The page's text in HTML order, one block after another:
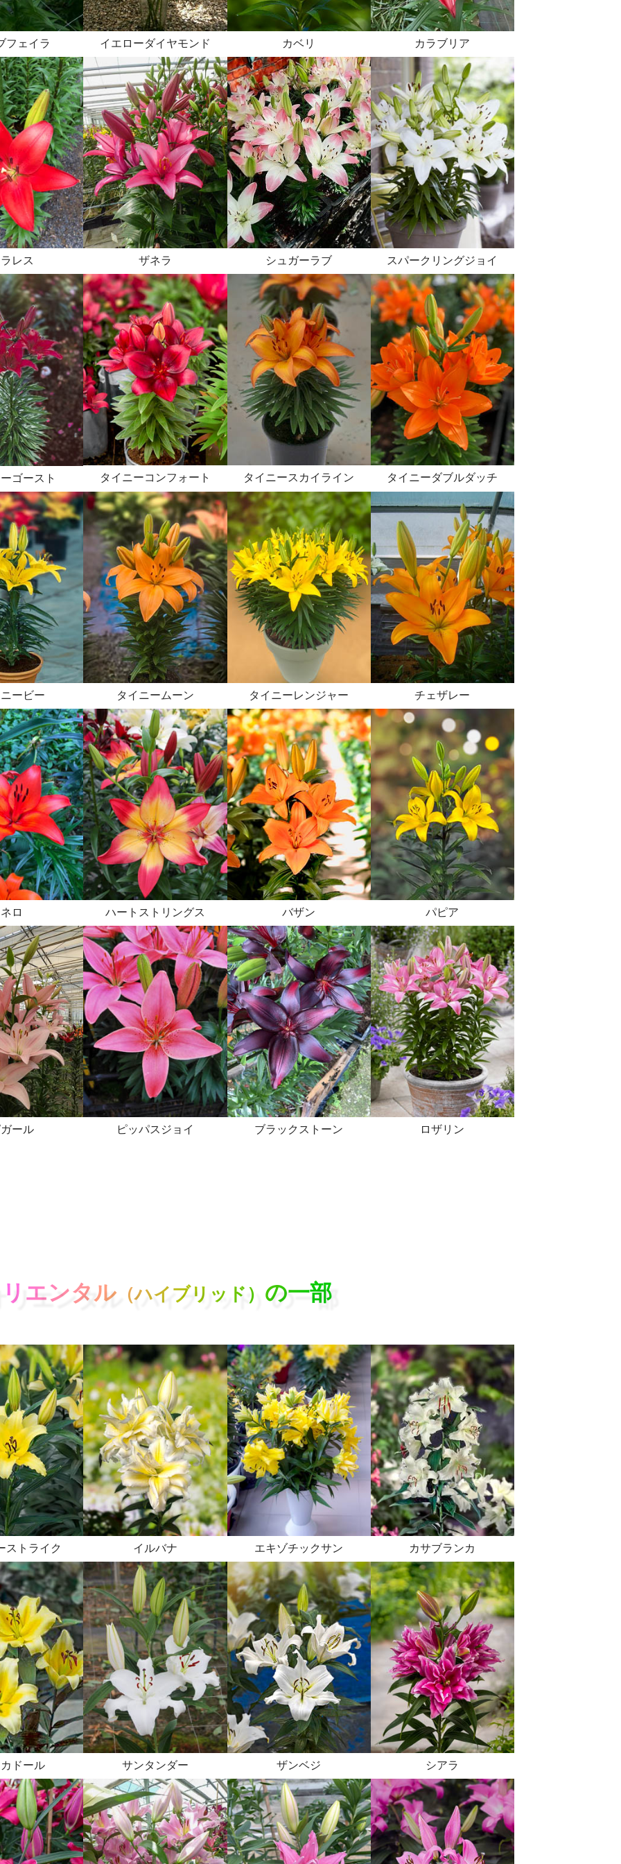
フェイラ イエローダイヤモンド カベリ カラブリア
レス ザネラ シュガーラブ スパークリングジョイ
ゴースト タイニーコンフォート タイニースカイライン タイニーダブルダッチ
ービー タイニームーン タイニーレンジャー チェザレー
ネロ ハートストリングス バザン パピア
ール ピッパスジョイ ブラックストーン ロザリン
エンタル（ハイブリッド） の一部
ストライク イルバナ エキゾチックサン カサブランカ
ドール サンタンダー ザンベジ シアラ